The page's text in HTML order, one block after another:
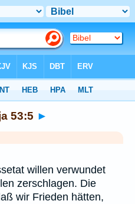
53:5 ►
willen verwundet
zerschlagen. Die
wir Frieden hätten,